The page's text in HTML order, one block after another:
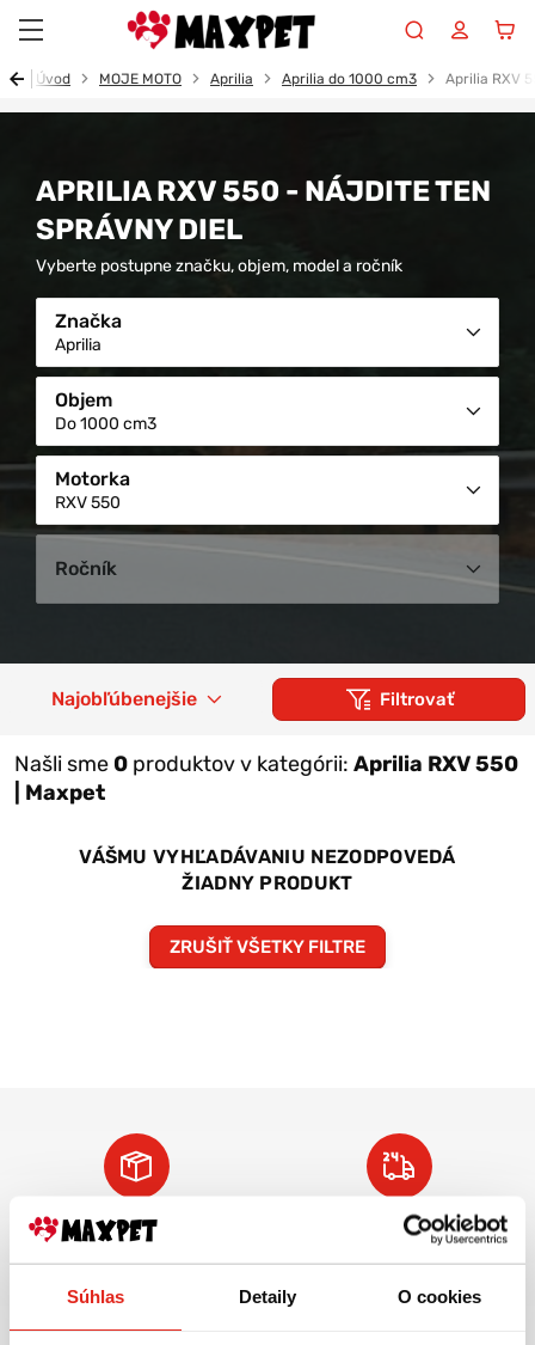
Súhlas Detaily O cookies
Úvod MOJE MOTO Aprilia Aprilia do 1000 cm3 Aprilia RXV
APRILIA RXV 550 - NÁJDITE TEN
SPRÁVNY DIEL
Vyberte postupne značku, objem, model a ročník
Značka
Aprilia
Objem
Do 1000 cm3
Motorka
RXV 550
Ročník
Filtrovať
Našli sme 0 produktov v kategórii: Aprilia RXV 550
| Maxpet
Najobľúbenejšie
VÁŠMU VYHĽADÁVANIU NEZODPOVEDÁ
ŽIADNY PRODUKT
ZRUŠIŤ VŠETKY FILTRE
Doprava ZADARMO
pre objednávky
VIAC INFO
Tovar NA SKLADE
expedujeme do 24
VIAC INFO